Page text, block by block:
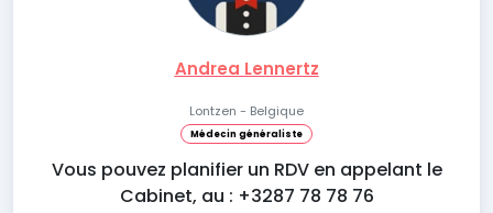
Andrea Lennertz
Lontzen - Belgique
Médecin généraliste
Vous pouvez planifier un RDV en appelant le
Cabinet, au : +3287 78 78 76